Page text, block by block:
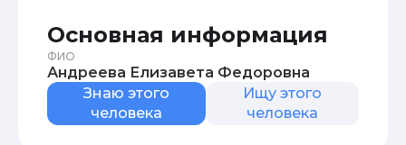
Основная информация
ФИО
Андреева Елизавета Федоровна
Знаю этого
человека
Ищу этого
человека